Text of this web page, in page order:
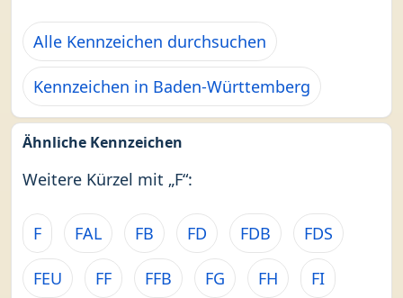
Alle Kennzeichen durchsuchen
Kennzeichen in Baden-Württemberg
Ähnliche Kennzeichen
Weitere Kürzel mit „F“:
F FAL FB FD FDB FDS
FEU FF FFB FG FH FI